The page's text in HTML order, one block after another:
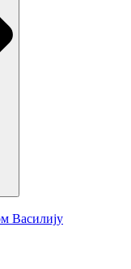
Василију